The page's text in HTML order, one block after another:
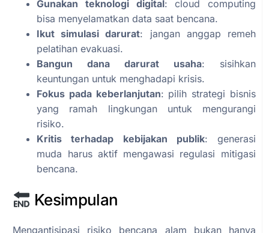
Gunakan teknologi digital: cloud computing
bisa menyelamatkan data saat bencana.
Ikut simulasi darurat: jangan anggap remeh
pelatihan evakuasi.
Bangun dana darurat usaha: sisihkan
keuntungan untuk menghadapi krisis.
Fokus pada keberlanjutan: pilih strategi bisnis
yang ramah lingkungan untuk mengurangi
risiko.
Kritis terhadap kebijakan publik: generasi
muda harus aktif mengawasi regulasi mitigasi
bencana.
Kesimpulan
Mengantisipasi risiko bencana alam bukan hanya